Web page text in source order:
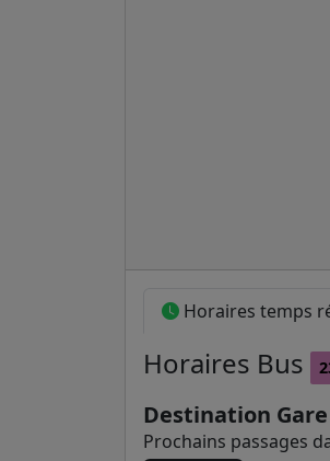
Horaires temps
Horaires Bus
Destination
Prochains passages